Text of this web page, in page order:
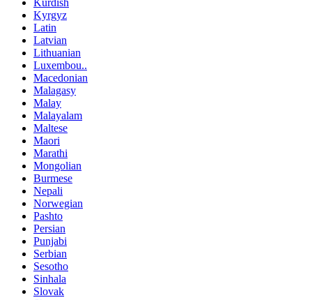
Kyrgyz
Latin
Latvian
Lithuanian
Luxembou..
Macedonian
Malagasy
Malay
Malayalam
Maltese
Maori
Marathi
Mongolian
Burmese
Nepali
Norwegian
Pashto
Persian
Punjabi
Serbian
Sesotho
Sinhala
Slovak